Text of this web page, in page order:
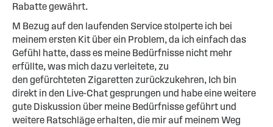
Rabatte gewährt.
M Bezug auf den laufenden Service stolperte ich bei
meinem ersten Kit über ein Problem, da ich einfach das
Gefühl hatte, dass es meine Bedürfnisse nicht mehr
erfüllte, was mich dazu verleitete, zu
den gefürchteten Zigaretten zurückzukehren, Ich bin
direkt in den Live-Chat gesprungen und habe eine weitere
gute Diskussion über meine Bedürfnisse geführt und
weitere Ratschläge erhalten, die mir auf meinem Weg